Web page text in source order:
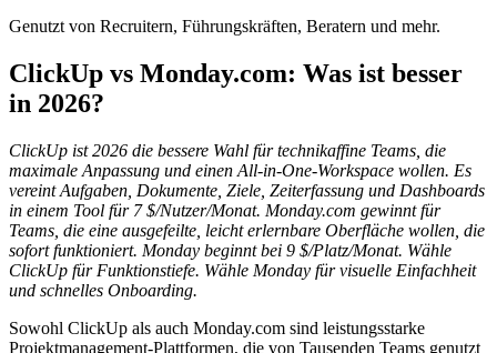
Genutzt von Recruitern, Führungskräften, Beratern und mehr.
ClickUp vs Monday.com: Was ist besser
in 2026?
ClickUp ist 2026 die bessere Wahl für technikaffine Teams, die
maximale Anpassung und einen All-in-One-Workspace wollen. Es
vereint Aufgaben, Dokumente, Ziele, Zeiterfassung und Dashboards
in einem Tool für 7 $/Nutzer/Monat. Monday.com gewinnt für
Teams, die eine ausgefeilte, leicht erlernbare Oberfläche wollen, die
sofort funktioniert. Monday beginnt bei 9 $/Platz/Monat. Wähle
ClickUp für Funktionstiefe. Wähle Monday für visuelle Einfachheit
und schnelles Onboarding.
Sowohl ClickUp als auch Monday.com sind leistungsstarke
Projektmanagement-Plattformen, die von Tausenden Teams genutzt